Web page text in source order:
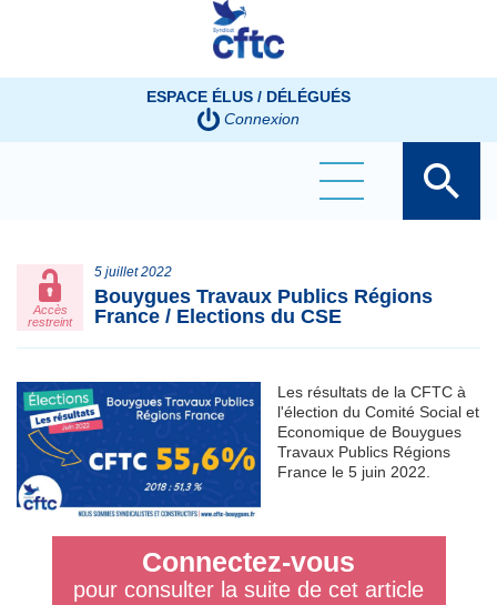
ESPACE ÉLUS / DÉLÉGUÉS
Connexion
Accès
restreint
5 juillet 2022
Bouygues Travaux Publics Régions
France / Elections du CSE
Les résultats de la CFTC à
l'élection du Comité Social et
Economique de Bouygues
Travaux Publics Régions
France le 5 juin 2022.
Connectez-vous
pour consulter la suite de cet article
Panneau de gestion des cookies